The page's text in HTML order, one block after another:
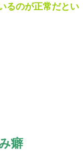
るのが正常だとい
癖